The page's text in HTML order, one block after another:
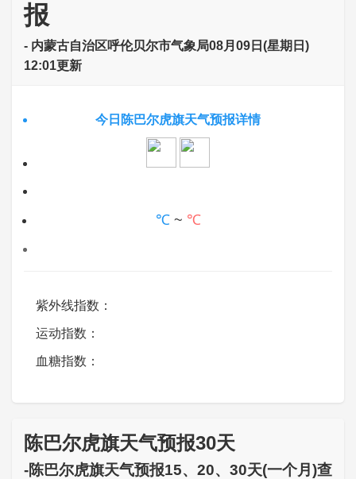
报
- 内蒙古自治区呼伦贝尔市气象局08月09日(星期日)
12:01更新
今日陈巴尔虎旗天气预报详情
℃~ ℃
紫外线指数：
运动指数：
血糖指数：
陈巴尔虎旗天气预报30天
-陈巴尔虎旗天气预报15、20、30天(一个月)查